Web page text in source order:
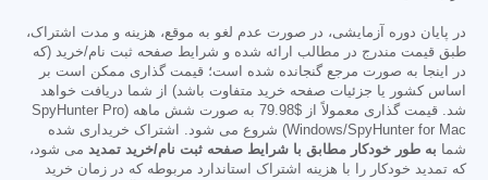
در پایان دوره آزمایشی، در صورت عدم لغو به موقع، هزینه و مدت اشتراک،
طبق قیمت مندرج در مطالب ارائه شده و شرایط صفحه ثبت نام/خرید (که
در اینجا به صورت مرجع گنجانده شده است؛ قیمت گذاری ممکن است بر
اساس کشور یا جزئیات صفحه خرید متفاوت باشد) از شما دریافت خواهد
شد. قیمت گذاری معمولاً از $79.98
به صورت شش ماهه (SpyHunter Pro
Windows/SpyHunter for Mac) شروع می شود. اشتراک خریداری شده
شما به طور خودکار مطابق با شرایط صفحه ثبت نام/خرید تمدید می شود،
که تمدید خودکار را با هزینه اشتراک استاندارد مربوطه که در زمان خرید